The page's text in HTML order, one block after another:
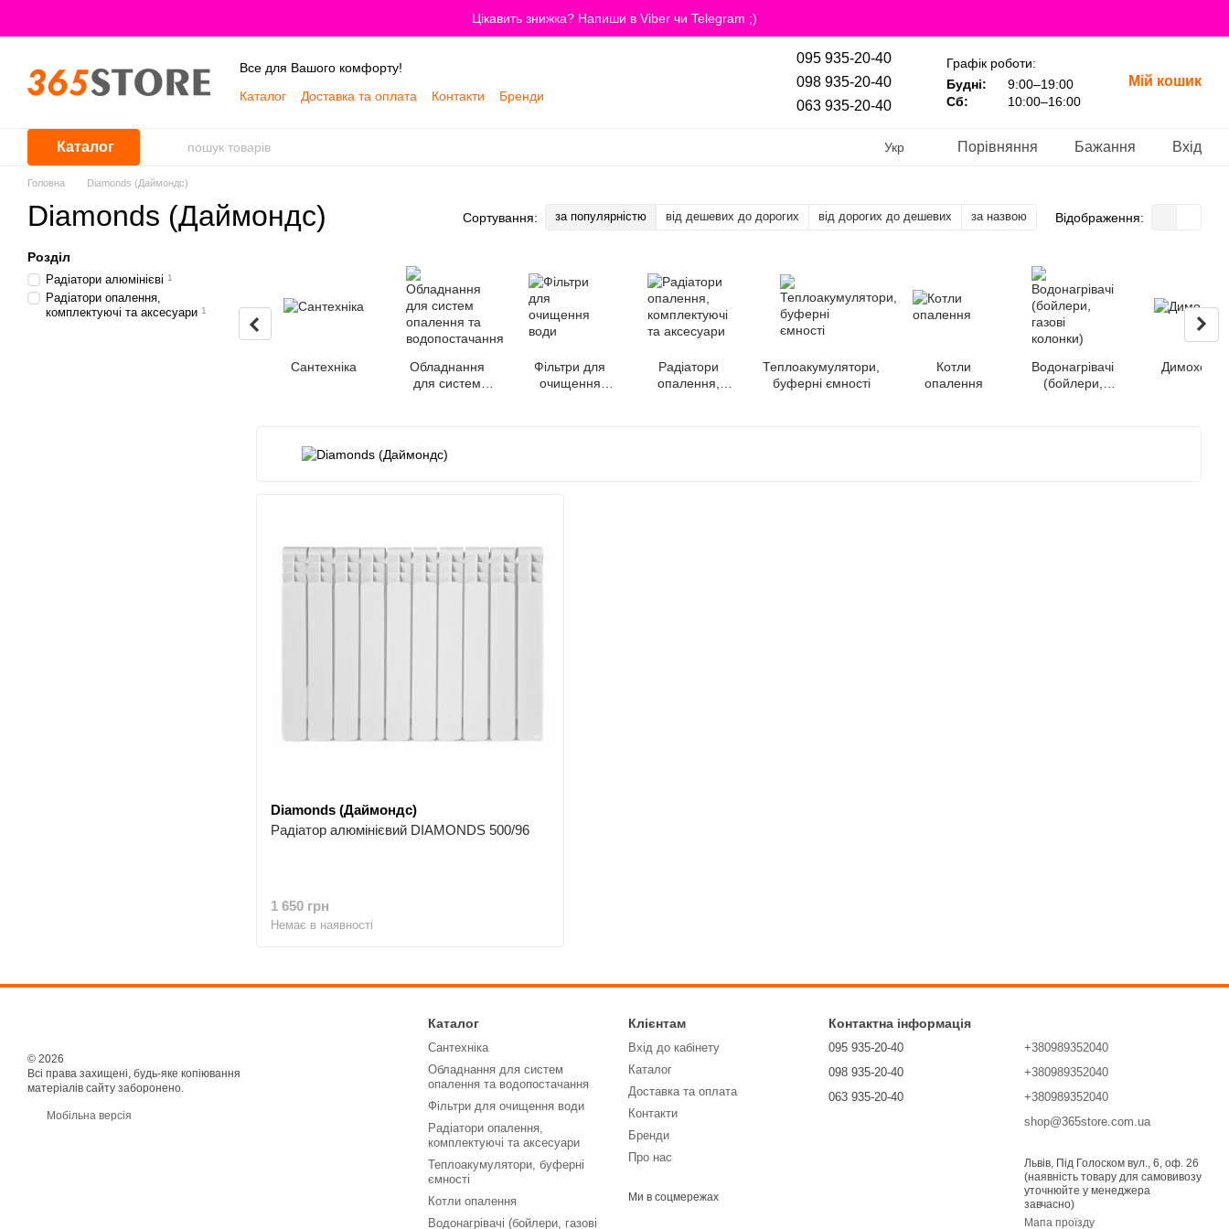
Цікавить знижка? Напиши в Viber чи Telegram ;)
Все для Вашого комфорту!
Каталог
Доставка та оплата Контакти
Бренди
095 935-20-40
098 935-20-40
063 935-20-40
Графік роботи:
Будні:
9:00–19:00
Сб:
10:00–16:00
Мій кошик
Каталог Укр Порівняння Бажання Вхід
Головна Diamonds (Даймондс)
Diamonds (Даймондс) Сортування: за популярністю від дешевих до дорогих від дорогих до дешевих за назвою Відображення:
Сантехніка
Обладнання
для систем
Фільтри для
очищення
Радіатори
опалення,
Теплоакумулятори,
буферні ємності
Котли
опалення
Водонагрівачі
(бойлери,
Димоходи
Diamonds (Даймондс)
Радіатор алюмінієвий DIAMONDS 500/96
1 650 грн
Немає в наявності
Розділ
Радіатори алюмінієві 1
Радіатори опалення,
комплектуючі та аксесуари 1
© 2026
Всі права захищені, будь-яке копіювання
матеріалів сайту заборонено.
Мобільна версія
Каталог
Сантехніка
Обладнання для систем
опалення та водопостачання
Фільтри для очищення води
Радіатори опалення,
комплектуючі та аксесуари
Теплоакумулятори, буферні
ємності
Котли опалення
Водонагрівачі (бойлери, газові
Клієнтам
Вхід до кабінету
Каталог
Доставка та оплата
Контакти
Бренди
Про нас
Ми в соцмережах
Контактна інформація
095 935-20-40
098 935-20-40
063 935-20-40
+380989352040
+380989352040
+380989352040
shop@365store.com.ua
Львів, Під Голоском вул., 6, оф. 26
(наявність товару для самовивозу
уточнюйте у менеджера
завчасно)
Мапа проїзду